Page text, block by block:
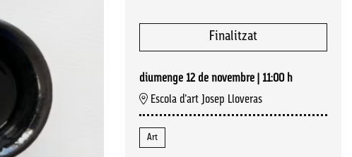
Finalitzat
diumenge 12 de novembre
11:00 h
Escola d'art Josep Lloveras
Art